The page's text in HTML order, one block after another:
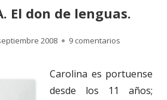
El don de lenguas.
2008 9 comentarios
Carolina es portuense
desde los 11 años;